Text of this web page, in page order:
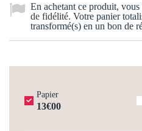
En achetant ce produit,
de fidélité. Votre panier
transformé(s) en un bon de
Papier
13€00